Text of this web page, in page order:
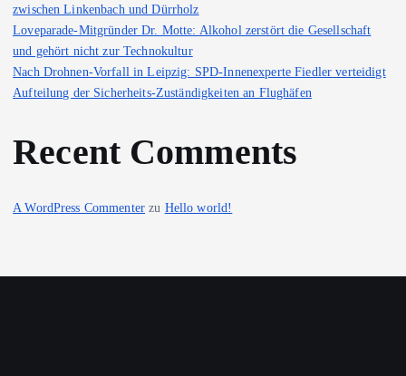
zwischen Linkenbach und Dürrholz
Loveparade-Mitgründer Dr. Motte: Alkohol zerstört die Gesellschaft
und gehört nicht zur Technokultur
Nach Drohnen-Vorfall in Leipzig: SPD-Innenexperte Fiedler verteidigt
Aufteilung der Sicherheits-Zuständigkeiten an Flughäfen
Recent Comments
A WordPress Commenter zu Hello world!